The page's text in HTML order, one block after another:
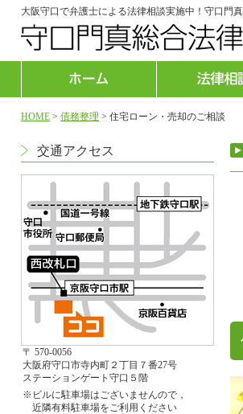
大阪守口で弁護士による法律相談実施中！守口門
HOME > 債務整理 > 住宅ローン・売却のご相談
交通アクセス
〒 570-0056
大阪府守口市寺内町２丁目７番27号
ステーションゲート守口５階
※ビルに駐車場はございませんので，
近隣有料駐車場をご利用ください